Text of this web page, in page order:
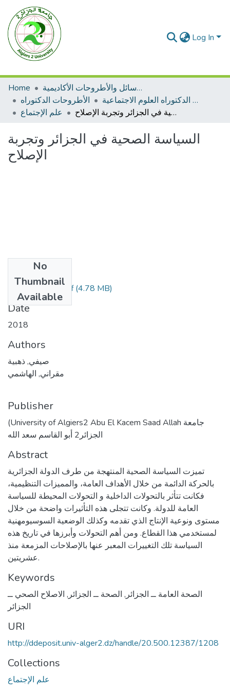
Log In
Home
الرسائل والأطروحات الأكاديمية
الأطروحات الدكتوراه
الأطروحات الدكتوراه العلوم الاجتماعية
علم الإجتماع
السياسة الصحية في الجزائر وتجربة الإصلاح
السياسة الصحية في الجزائر وتجربة
الإصلاح
No
Thumbnail
Available
الأطروحة كاملة.pdf(4.78 MB)
Date
2018
Authors
صيفي, ذهبية
مقراني, الهاشمي
Publisher
(University of Algiers2 Abu El Kacem Saad Allah جامعة
الجزائر2 أبو القاسم سعد الله
Abstract
تميزت السياسة الصحية المنتهجة من طرف الدولة الجزائرية
بالحركة الدائمة من خلال الأهداف العامة، والمميزات التنظيمية،
فكانت تتأثر بالتحولات الداخلية و التحولات المحيطة للسياسة
العامة للدولة. وكانت تتجلى هذه التأثيرات واضحة من خلال
مستوى ونوعية الإنتاج الذي تقدمه وكذلك الوضعية السوسيومهنية
لمستخدمي هذا القطاع. ومن أهم التحولات وأبرزها في تاريخ هذه
السياسة تلك التغييرات المعبر عنها بالإصلاحات المزمعة منذ
عشريتين.
Keywords
الصحة العامة ــ الجزائر , الصحة ــ الجزائر , الاصلاح الصحي ــ
الجزائر
URI
http://ddeposit.univ-alger2.dz/handle/20.500.12387/1208
Collections
علم الإجتماع